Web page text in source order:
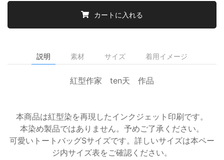
カートに入れる
説明 素材 サイズ 着用イメージ
紅型作家 ten天 作品
本商品は紅型染を再現したインクジェット印刷です。
本染め製品ではありません。予めご了承ください。
可愛いトートバッグSサイズです。詳しいサイズは本ペー
ジ内サイズ表をご確認ください。